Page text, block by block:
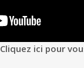
Cliquez ici pour